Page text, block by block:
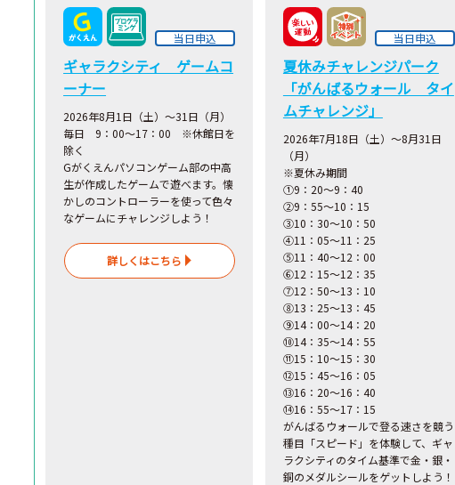
当日申込
ギャラクシティ ゲームコ
ーナー
2026年8月1日（土）～31日（月）
毎日 9：00～17：00 ※休館日を
除く
Gがくえんパソコンゲーム部の中高
生が作成したゲームで遊べます。懐
かしのコントローラーを使って色々
なゲームにチャレンジしよう！
詳しくはこちら
当日申込
夏休みチャレンジパーク
「がんばるウォール タイ
ムチャレンジ」
2026年7月18日（土）～8月31日
（月）
※夏休み期間
①9：20～9：40
②9：55～10：15
③10：30～10：50
④11：05～11：25
⑤11：40～12：00
⑥12：15～12：35
⑦12：50～13：10
⑧13：25～13：45
⑨14：00～14：20
⑩14：35～14：55
⑪15：10～15：30
⑫15：45～16：05
⑬16：20～16：40
⑭16：55～17：15
がんばるウォールで登る速さを競う
種目「スピード」を体験して、ギャ
ラクシティのタイム基準で金・銀・
銅のメダルシールをゲットしよう！